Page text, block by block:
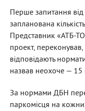
Перше запитання
запланована
Представник «АТБ-
проект,
відповідають
назвав неохоче —
За нормами ДБН
паркомісця на